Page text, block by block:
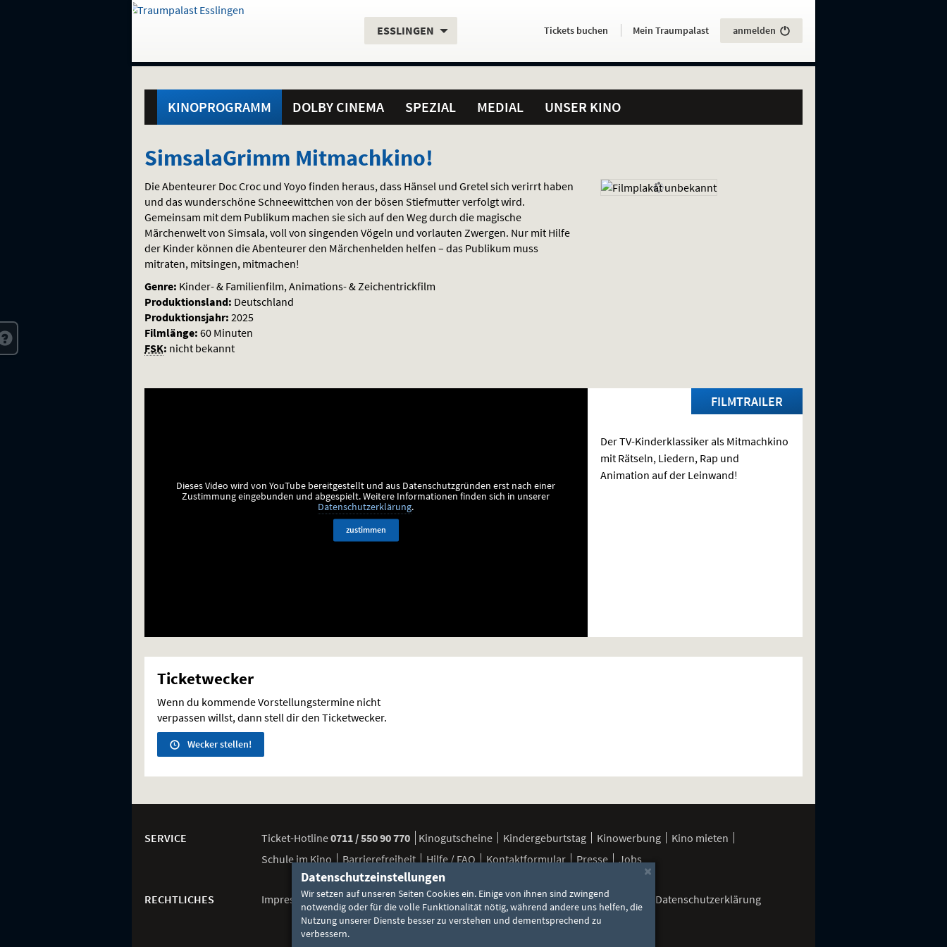
direkt
Inhalt
Menü
und
Gehe
Standortauswahl
Aktueller
ESSLINGEN Servicefunktionen
Aktuelles
HierTickets buchen . Mein Traumpalast anmelden
KINOPROGRAMM DOLBY CINEMA SPEZIAL MEDIAL UNSER KINO
SimsalaGrimm
Mitmachkino!
SimsalaGrimm Mitmachkino!
Die Abenteurer Doc Croc und Yoyo finden heraus, dass Hänsel und Gretel sich verirrt haben
und das wunderschöne Schneewittchen von der bösen Stiefmutter verfolgt wird.
Gemeinsam mit dem Publikum machen sie sich auf den Weg durch die magische
Märchenwelt von Simsala, voll von singenden Vögeln und vorlauten Zwergen. Nur mit Hilfe
der Kinder können die Abenteurer den Märchenhelden helfen – das Publikum muss
mitraten, mitsingen, mitmachen!
Genre: Kinder- & Familienfilm, Animations- & Zeichentrickfilm
Produktionsland: Deutschland
Produktionsjahr: 2025
Filmlänge: 60 Minuten
FSK: nicht bekannt
FILMTRAILER
Dieses Video wird von YouTube bereitgestellt und aus Datenschutzgründen erst nach einer
Zustimmung eingebunden und abgespielt.Weitere Informationen finden sich in unserer
Datenschutzerklärung.
zustimmen
Der TV-Kinderklassiker als Mitmachkino
mit Rätseln, Liedern, Rap und
Animation auf der Leinwand!
Ticketwecker
Wenn du kommende Vorstellungstermine nicht
verpassen willst, dann stell dir den Ticketwecker.
Wecker stellen!
SERVICE Ticket-Hotline0711 / 550 90 770 Kinogutscheine Kindergeburtstag Kinowerbung
Kino mieten
Schule im Kino
Barrierefreiheit Hilfe / FAQ Kontaktformular Presse Jobs
RECHTLICHES Impressum FSK / Jugendschutz Besuchsbedingungen Cookie-Einstellungen Datenschutzerklärung
×
Datenschutzeinstellungen
Wir setzen auf unseren Seiten Cookies ein. Einige von ihnen sind zwingend
notwendig oder für die volle Funktionalität nötig, während andere uns helfen, die
Nutzung unserer Dienste besser zu verstehen und dementsprechend zu
verbessern.